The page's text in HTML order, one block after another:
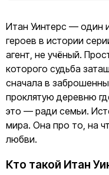
Итан Уинтерс — один
героев в истории
агент, не учёный.
которого судьба
сначала в
проклятую деревню
это — ради семьи.
мира. Она про то, на
любви.
Кто такой Итан